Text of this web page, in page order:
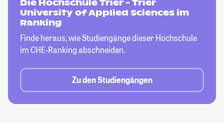
Die Hochschule Trier - Trier
University of Applied Sciences im
Ranking
Finde heraus, wie Studiengänge dieserHochschule
im CHE-Ranking abschneiden.
Zu den Studiengängen